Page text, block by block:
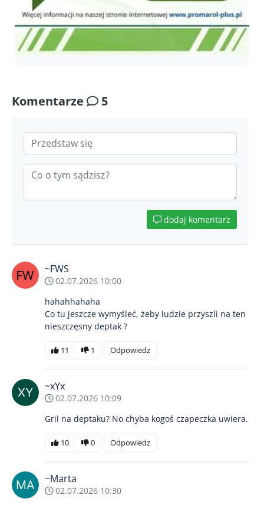
Komentarze 5
dodaj komentarz
~FWS
02.07.2026 10:00
hahahhahaha
Co tu jeszcze wymyśleć, żeby ludzie przyszli na ten
nieszczęsny deptak ?
11 1 Odpowiedz
~xYx
02.07.2026 10:09
Gril na deptaku? No chyba kogoś czapeczka uwiera.
10 0 Odpowiedz
~Marta
02.07.2026 10:30